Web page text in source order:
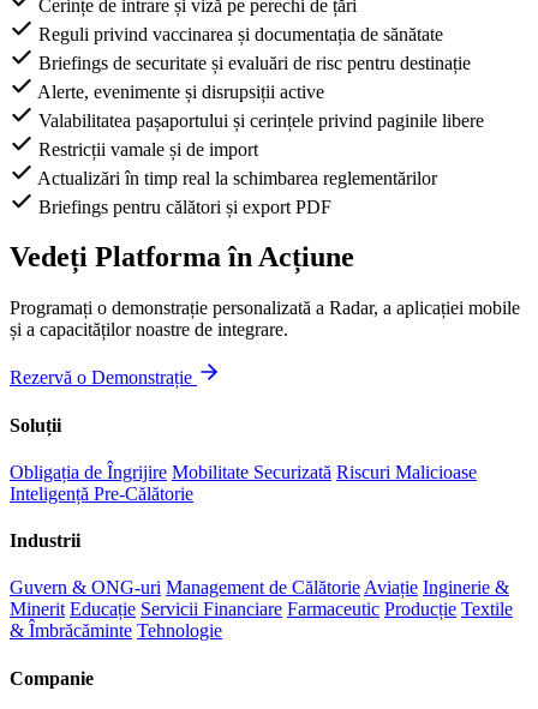
Cerințe de intrare și viză pe perechi de țări
Reguli privind vaccinarea și documentația de sănătate
Briefings de securitate și evaluări de risc pentru destinație
Alerte, evenimente și disrupsiții active
Valabilitatea pașaportului și cerințele privind paginile libere
Restricții vamale și de import
Actualizări în timp real la schimbarea reglementărilor
Briefings pentru călători și export PDF
Vedeți Platforma în Acțiune
Programați o demonstrație personalizată a Radar, a aplicației mobile
și a capacităților noastre de integrare.
Rezervă o Demonstrație
Soluții
Obligația de Îngrijire Mobilitate Securizată Riscuri Malicioase
Inteligență Pre-Călătorie
Industrii
Guvern & ONG-uri Management de Călătorie Aviație Inginerie &
Minerit Educație Servicii Financiare Farmaceutic Producție Textile
& Îmbrăcăminte Tehnologie
Companie